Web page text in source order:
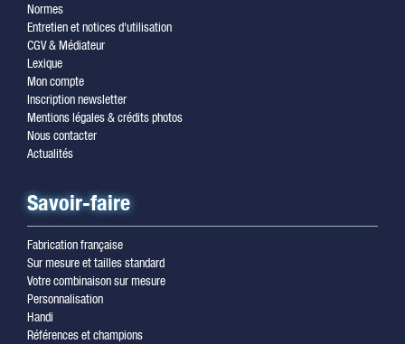
Normes
Entretien et notices d'utilisation
CGV & Médiateur
Lexique
Mon compte
Inscription newsletter
Mentions légales & crédits photos
Nous contacter
Actualités
Savoir-faire
Fabrication française
Sur mesure et tailles standard
Votre combinaison sur mesure
Personnalisation
Handi
Références et champions